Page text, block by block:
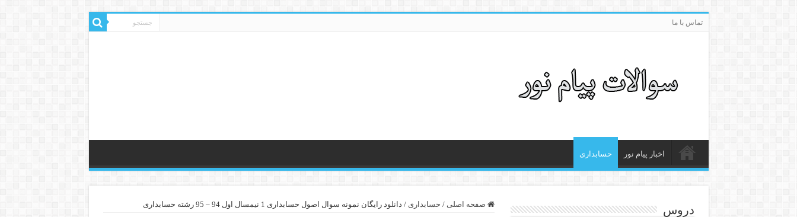
تماس با ما
اخبار پیام نور حسابداری
صفحه اصلی / حسابداری / دانلود رایگان نمونه سوال اصول حسابداری 1 نیمسال اول 94 – 95 رشته حسابداری دروس